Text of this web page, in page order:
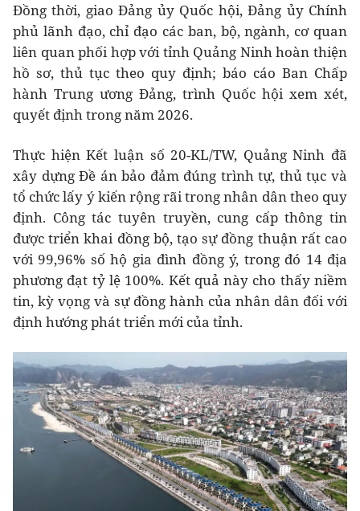
Đồng thời, giao Đảng ủy Quốc hội, Đảng ủy Chính
phủ lãnh đạo, chỉ đạo các ban, bộ, ngành, cơ quan
liên quan phối hợp với tỉnh Quảng Ninh hoàn thiện
hồ sơ, thủ tục theo quy định; báo cáo Ban Chấp
hành Trung ương Đảng, trình Quốc hội xem xét,
quyết định trong năm 2026.
Thực hiện Kết luận số 20-KL/TW, Quảng Ninh đã
xây dựng Đề án bảo đảm đúng trình tự, thủ tục và
tổ chức lấy ý kiến rộng rãi trong nhân dân theo quy
định. Công tác tuyên truyền, cung cấp thông tin
được triển khai đồng bộ, tạo sự đồng thuận rất cao
với 99,96% số hộ gia đình đồng ý, trong đó 14 địa
phương đạt tỷ lệ 100%. Kết quả này cho thấy niềm
tin, kỳ vọng và sự đồng hành của nhân dân đối với
định hướng phát triển mới của tỉnh.